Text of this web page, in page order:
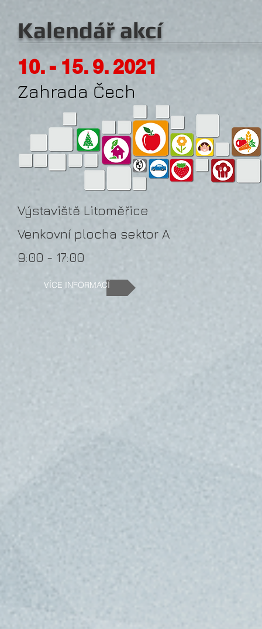
Kalendář akcí
10. - 15. 9. 2021
Zahrada Čech
Výstaviště Litoměřice
Venkovní plocha sektor A
9:00 - 17:00
VÍCE INFORMACÍ